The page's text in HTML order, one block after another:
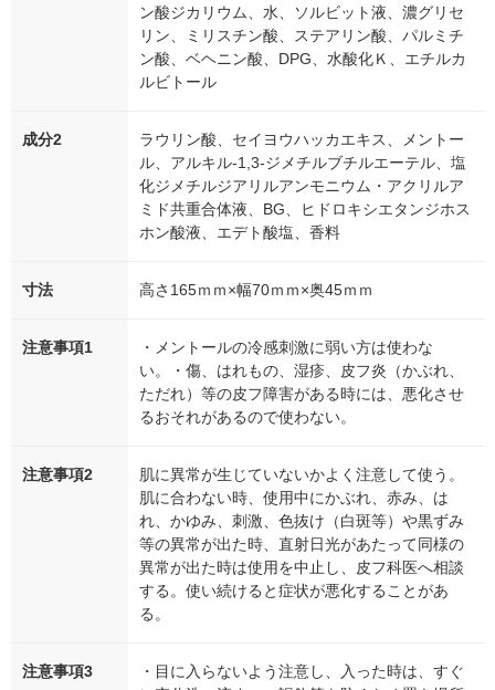
ン酸ジカリウム、水、ソルビット液、濃グリセ
リン、ミリスチン酸、ステアリン酸、パルミチ
ン酸、ベヘニン酸、DPG、水酸化Ｋ、エチルカ
ルビトール
成分2
ラウリン酸、セイヨウハッカエキス、メントー
ル、アルキル-1,3-ジメチルブチルエーテル、塩
化ジメチルジアリルアンモニウム・アクリルア
ミド共重合体液、BG、ヒドロキシエタンジホス
ホン酸液、エデト酸塩、香料
寸法 高さ165ｍｍ×幅70ｍｍ×奥45ｍｍ
注意事項1
・メントールの冷感刺激に弱い方は使わな
い。・傷、はれもの、湿疹、皮フ炎（かぶれ、
ただれ）等の皮フ障害がある時には、悪化させ
るおそれがあるので使わない。
注意事項2
肌に異常が生じていないかよく注意して使う。
肌に合わない時、使用中にかぶれ、赤み、は
れ、かゆみ、刺激、色抜け（白斑等）や黒ずみ
等の異常が出た時、直射日光があたって同様の
異常が出た時は使用を中止し、皮フ科医へ相談
する。使い続けると症状が悪化することがあ
る。
注意事項3
・目に入らないよう注意し、入った時は、すぐ